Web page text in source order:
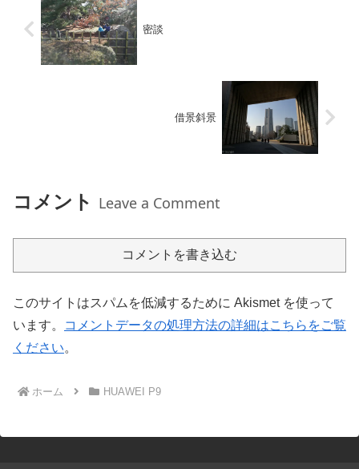
密談
借景斜景
コメント Leave a Comment
コメントを書き込む
このサイトはスパムを低減するために Akismet を使って
います。
コメントデータの処理方法の詳細はこちらをご覧
ください。
ホーム HUAWEI P9